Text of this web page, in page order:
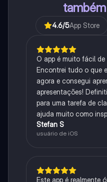
4.6/5App Store
O app é muito fácil de
Encontrei tudo o que
agora e consegui
apresentações!
para uma tarefa de
ajuda muito como
Stefan S
usuário de iOS
Este app é realmente